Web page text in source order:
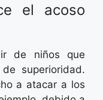
el acoso
de niños que
superioridad.
a atacar a los